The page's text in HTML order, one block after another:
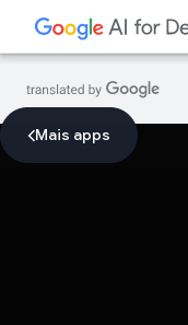
Mais apps